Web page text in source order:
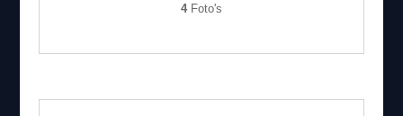
4Foto's